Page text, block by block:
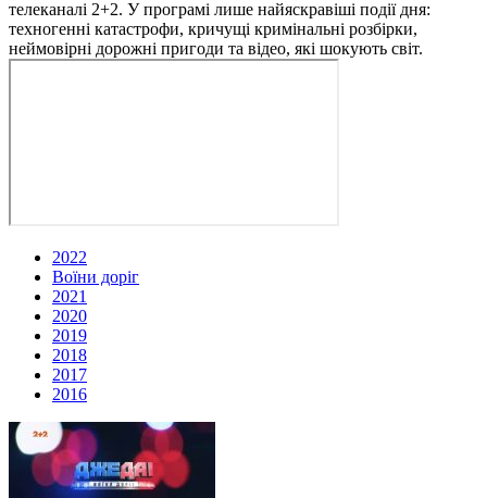
телеканалі 2+2. У програмі лише найяскравіші події дня:
техногенні катастрофи, кричущі кримінальні розбірки,
неймовірні дорожні пригоди та відео, які шокують світ.
2022
Воїни доріг
2021
2020
2019
2018
2017
2016